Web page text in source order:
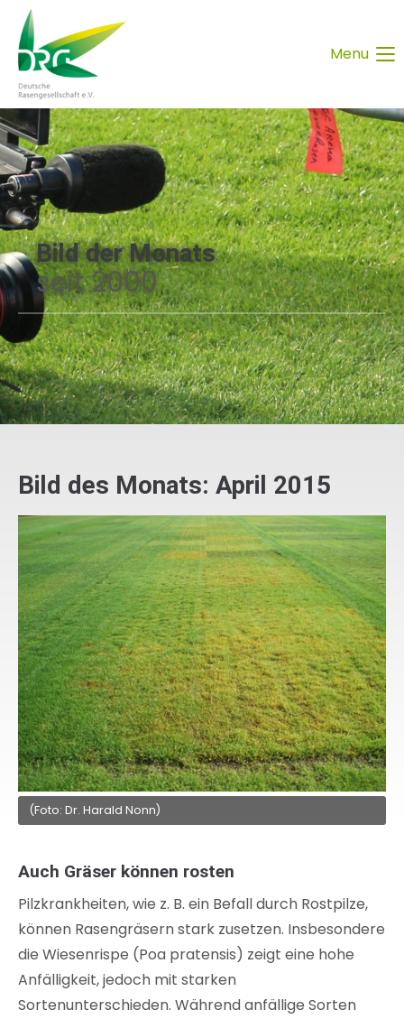
Menu
Bild der Monats
seit 2000
Bild des Monats: April 2015
(Foto: Dr. Harald Nonn)
Auch Gräser können rosten
Pilzkrankheiten, wie z. B. ein Befall durch Rostpilze,
können Rasengräsern stark zusetzen. Insbesondere
die Wiesenrispe (Poa pratensis) zeigt eine hohe
Anfälligkeit, jedoch mit starken
Sortenunterschieden. Während anfällige Sorten